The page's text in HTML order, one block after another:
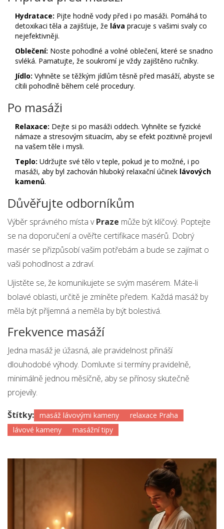
Hydratace: Pijte hodně vody před i po masáži. Pomáhá to
detoxikaci těla a zajišťuje, že láva pracuje s vašimi svaly co
nejefektivněji.
Oblečení: Noste pohodlné a volné oblečení, které se snadno
svléká. Pamatujte, že soukromí je vždy zajištěno ručníky.
Jídlo: Vyhněte se těžkým jídlům těsně před masáží, abyste se
cítili pohodlně během celé procedury.
Po masáži
Relaxace: Dejte si po masáži oddech. Vyhněte se fyzické
námaze a stresovým situacím, aby se efekt pozitivně projevil
na vašem těle i mysli.
Teplo: Udržujte své tělo v teple, pokud je to možné, i po
masáži, aby byl zachován hluboký relaxační účinek lávových
kamenů.
Důvěřujte odborníkům
Výběr správného místa vPraze může být klíčový. Poptejte
se na doporučení a ověřte certifikace masérů. Dobrý
masér se přizpůsobí vašim potřebám a bude se zajímat o
vaši pohodlnost a zdraví.
Ujistěte se, že komunikujete se svým masérem. Máte-li
bolavé oblasti, určitě je zmíněte předem. Každá masáž by
měla být příjemná a neměla by být bolestivá.
Frekvence masáží
Jedna masáž je úžasná, ale pravidelnost přináší
dlouhodobé výhody. Domluvte si termíny pravidelně,
minimálně jednou měsíčně, aby se přínosy skutečně
projevily.
Štítky: masáž lávovými kameny
relaxace Praha
lávové kameny
masážní tipy